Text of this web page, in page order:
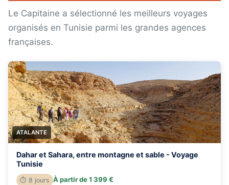
Le Capitaine a sélectionné les meilleurs voyages
organisés en Tunisie parmi les grandes agences
françaises.
ATALANTE
Dahar et Sahara, entre montagne et sable - Voyage
Tunisie
⏱ 8 jours À partir de 1 399 €